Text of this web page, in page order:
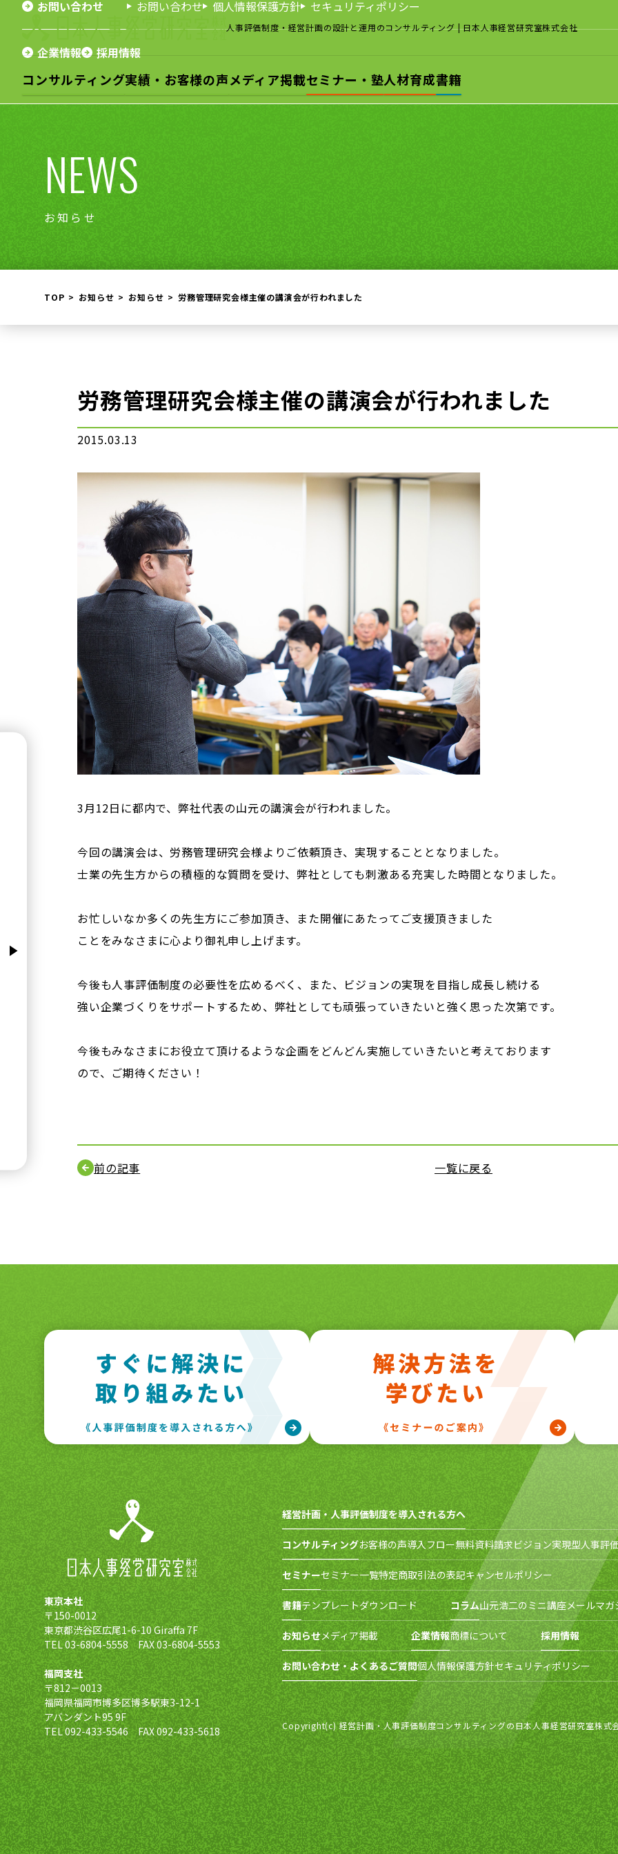
人事評価制度・経営計画の設計と運用のコンサルティング| 日本人事経営研究室株式会社
コンサルティング実績・お客様の声メディア掲載セミナー・塾人材育成書籍
お問い合わせ お問い合わせ 個人情報保護方針 セキュリティポリシー
企業情報 採用情報
NEWS
お知らせ
TOP お知らせ お知らせ 労務管理研究会様主催の講演会が行われました
労務管理研究会様主催の講演会が行われました
2015.03.13
3月12日に都内で、弊社代表の山元の講演会が行われました。
今回の講演会は、労務管理研究会様よりご依頼頂き、実現することとなりました。
士業の先生方からの積極的な質問を受け、弊社としても刺激ある充実した時間となりました。
お忙しいなか多くの先生方にご参加頂き、また開催にあたってご支援頂きました
ことをみなさまに心より御礼申し上げます。
今後も人事評価制度の必要性を広めるべく、また、ビジョンの実現を目指し成長し続ける
強い企業づくりをサポートするため、弊社としても頑張っていきたいと強く思った次第です。
今後もみなさまにお役立て頂けるような企画をどんどん実施していきたいと考えております
ので、ご期待ください！
前の記事 一覧に戻る
東京本社
〒150-0012
東京都渋谷区広尾1-6-10 Giraffa 7F
TEL 03-6804-5558 FAX 03-6804-5553
福岡支社
〒812－0013
福岡県福岡市博多区博多駅東3-12-1
アバンダント95 9F
TEL 092-433-5546 FAX 092-433-5618
経営計画・人事評価制度を導入される方へ
コンサルティングお客様の声導入フロー無料資料請求ビジョン実現型人事評
セミナーセミナー一覧特定商取引法の表記キャンセルポリシー
書籍テンプレートダウンロード コラム山元浩二のミニ講座メールマガ
お知らせメディア掲載 企業情報商標について 採用情報
お問い合わせ・よくあるご質問個人情報保護方針セキュリティポリシー
Copyright(c) 経営計画・人事評価制度コンサルティングの日本人事経営研究室株